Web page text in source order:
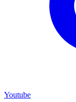
Youtube